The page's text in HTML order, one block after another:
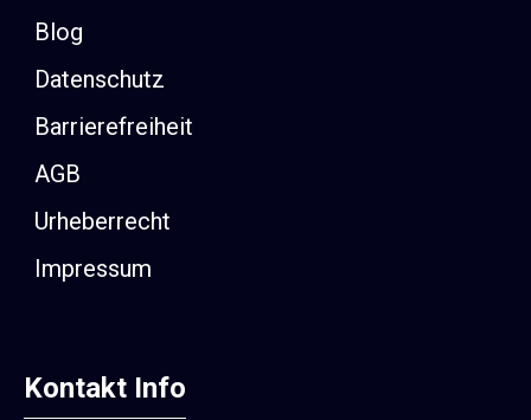
Blog
Datenschutz
Barrierefreiheit
AGB
Urheberrecht
Impressum
Kontakt Info